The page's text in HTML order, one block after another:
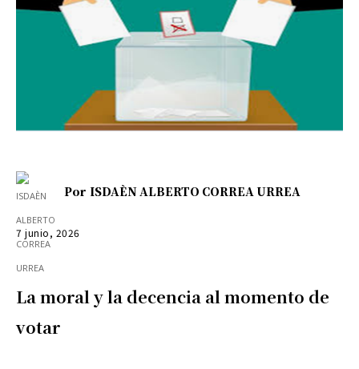
Por ISDAÈN ALBERTO CORREA URREA
7 junio, 2026
La moral y la decencia al momento de
votar